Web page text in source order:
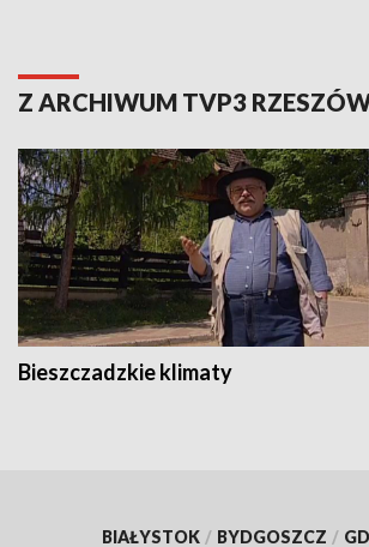
Z ARCHIWUM TVP3
Bieszczadzkie klimaty
BIAŁYSTOK / BYDGOSZCZ /